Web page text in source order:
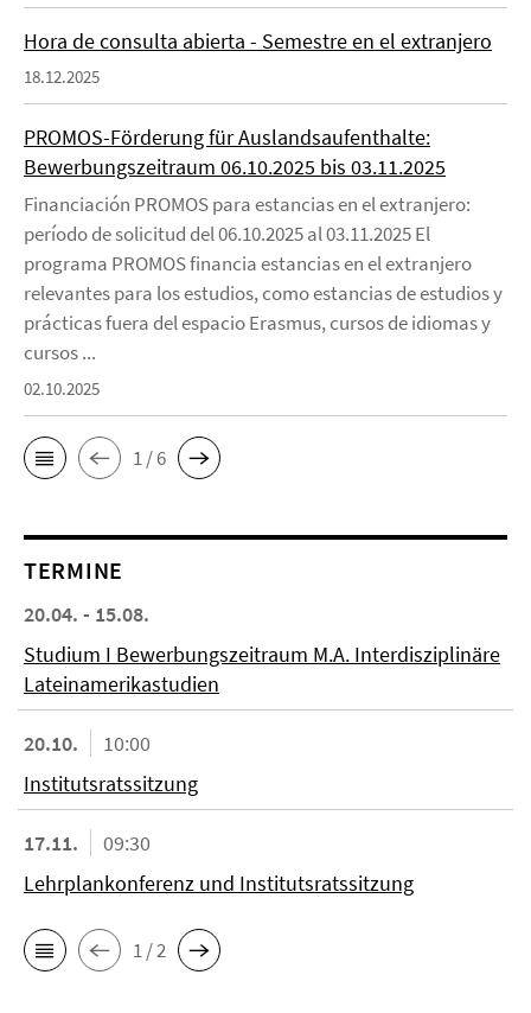
Hora de consulta abierta - Semestre en el extranjero
18.12.2025
PROMOS-Förderung für Auslandsaufenthalte:
Bewerbungszeitraum 06.10.2025 bis 03.11.2025
Financiación PROMOS para estancias en el extranjero:
período de solicitud del 06.10.2025 al 03.11.2025 El
programa PROMOS financia estancias en el extranjero
relevantes para los estudios, como estancias de estudios y
prácticas fuera del espacio Erasmus, cursos de idiomas y
cursos ...
02.10.2025
1 / 6
TERMINE
20.04. - 15.08.
Studium I Bewerbungszeitraum M.A. Interdisziplinäre
Lateinamerikastudien
20.10.
10:00
Institutsratssitzung
17.11.
09:30
Lehrplankonferenz und Institutsratssitzung
1 / 2